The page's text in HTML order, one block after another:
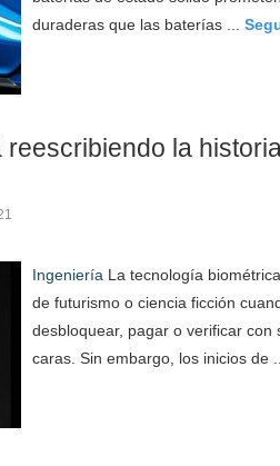
duraderas que las baterías ...
reescribiendo la
Ingeniería La tecnología
de futurismo o ciencia ficción
desbloquear, pagar o verificar con
caras. Sin embargo, los inicios de